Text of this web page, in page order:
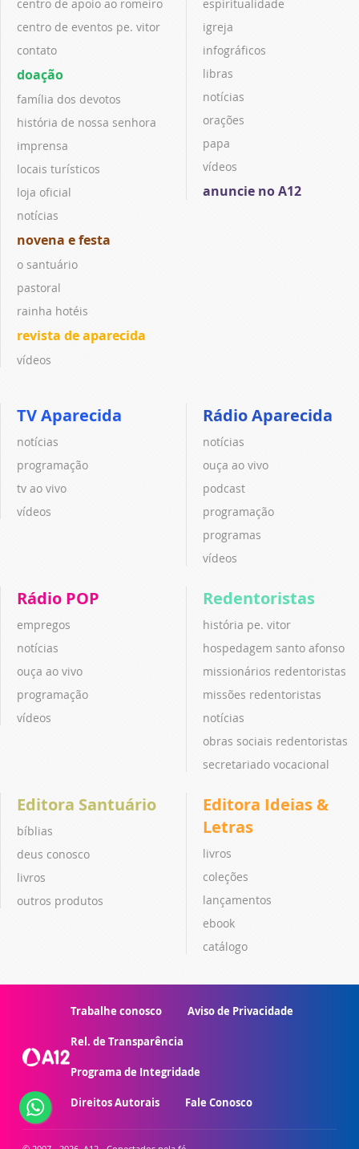
centro de apoio ao romeiro
centro de eventos pe. vitor
contato
doação
família dos devotos
história de nossa senhora
imprensa
locais turísticos
loja oficial
notícias
novena e festa
o santuário
pastoral
rainha hotéis
revista de aparecida
vídeos
espiritualidade
igreja
infográficos
libras
notícias
orações
papa
vídeos
anuncie no A12
TV Aparecida
notícias
programação
tv ao vivo
vídeos
Rádio Aparecida
notícias
ouça ao vivo
podcast
programação
programas
vídeos
Rádio POP
empregos
notícias
ouça ao vivo
programação
vídeos
Redentoristas
história pe. vitor
hospedagem santo afonso
missionários redentoristas
missões redentoristas
notícias
obras sociais redentoristas
secretariado vocacional
Editora Santuário
bíblias
deus conosco
livros
outros produtos
Editora Ideias &
Letras
livros
coleções
lançamentos
ebook
catálogo
Trabalhe conosco Aviso de Privacidade
Rel. de Transparência
Programa de Integridade
Direitos Autorais Fale Conosco